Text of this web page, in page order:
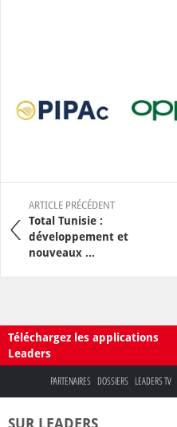
ARTICLE PRÉCÉDENT
Total Tunisie :
développement et
nouveaux ...
Téléchargez les applications
Leaders
PARTENAIRES DOSSIERS LEADERS TV
SUR LEADERS